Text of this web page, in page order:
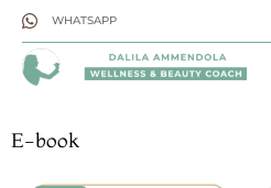
WHATSAPP
E-book